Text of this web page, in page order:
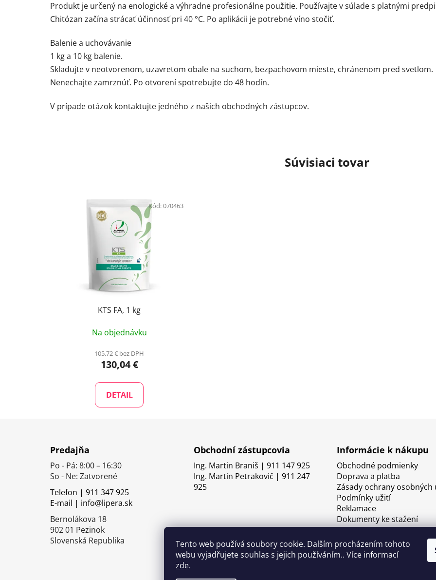
Tento web používá soubory cookie. Dalším procházením tohoto
webu vyjadřujete souhlas s jejich používáním.. Více informací
zde.
Produkt je určený na enologické a výhradne profesionálne použitie. Používajte v súlade s platnými
Chitózan začína strácať účinnosť pri 40 °C. Po aplikácii je potrebné víno stočiť.
Balenie a uchovávanie
1 kg a 10 kg balenie.
Skladujte v neotvorenom, uzavretom obale na suchom, bezpachovom mieste, chránenom pred svetlom.
Nenechajte zamrznúť. Po otvorení spotrebujte do 48 hodín.
V prípade otázok kontaktujte jedného z našich obchodných zástupcov.
Súvisiaci tovar
KTS FA, 1 kg
Na objednávku
105,72 € bez DPH
130,04 €
DETAIL
Kód:070463
Predajňa
Po - Pá: 8:00 – 16:30
So - Ne: Zatvorené
Telefon | 911 347 925
E-mail | info@lipera.sk
Bernolákova 18
902 01 Pezinok
Slovenská Republika
Obchodní zástupcovia
Ing. Martin Braniš | 911 147 925
Ing. Martin Petrakovič | 911 247
925
Informácie k nákupu
Obchodné podmienky
Doprava a platba
Zásady ochrany osobných
Podmínky užití
Reklamace
Dokumenty ke stažení